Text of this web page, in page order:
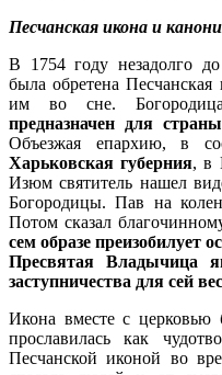
Песчанская икона и
В 1754 году незадолго
была обретена
им во сне.
предназначен для
Объезжая епархию, в
Харьковская губерния, в
Изюм святитель нашел
Богородицы. Пав на
Потом сказал
сем образе преизобилует
Пресвятая Владычица
заступничества для сей
Икона вместе с церковью
прославилась как
Песчанской иконой во